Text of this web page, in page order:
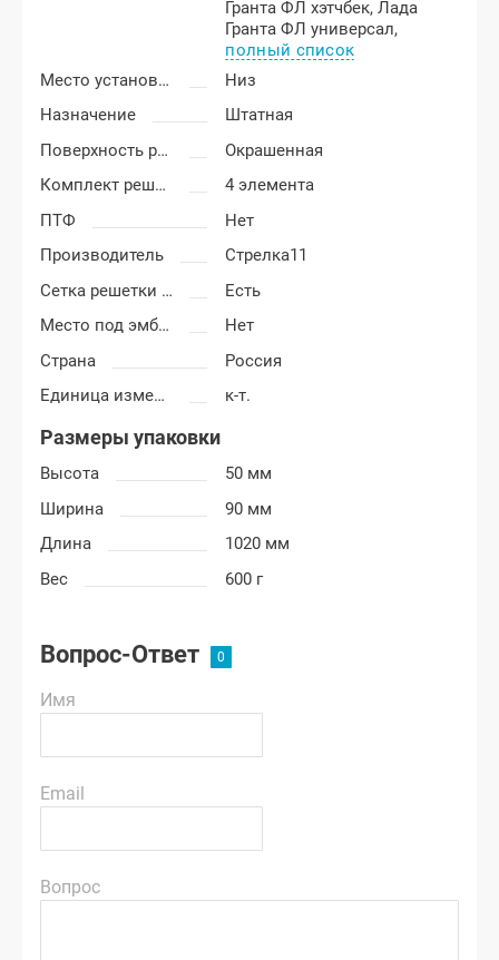
Гранта ФЛ хэтчбек,Лада
Гранта ФЛ универсал,
полный список
Место установки
Низ
Назначение
Штатная
Поверхность решетки
Окрашенная
Комплект решетки
4 элемента
ПТФ
Нет
Производитель
Стрелка11
Сетка решетки радиатора
Есть
Место под эмблему
Нет
Страна
Россия
Единица измерения
к-т.
Размеры упаковки
Высота
50 мм
Ширина
90 мм
Длина
1020 мм
Вес
600 г
Вопрос-Ответ
Имя
Email
Вопрос